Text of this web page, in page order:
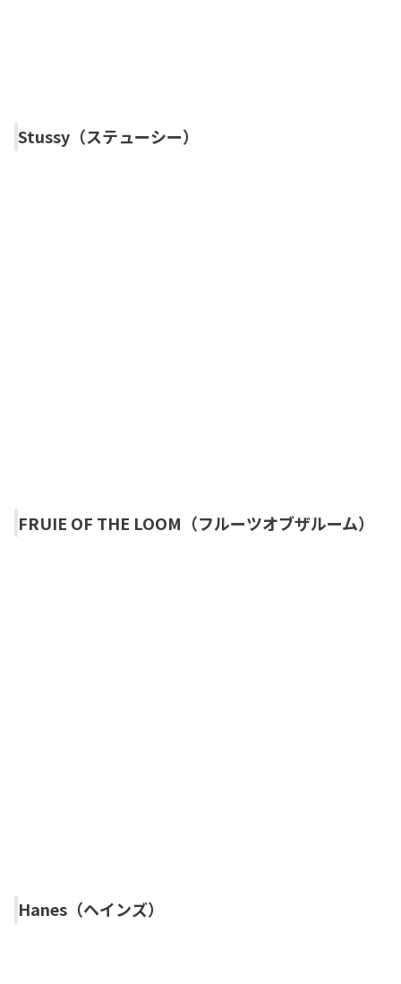
Stussy（ステューシー）
FRUIE OF THE LOOM（フルーツオブザルーム）
Hanes（ヘインズ）